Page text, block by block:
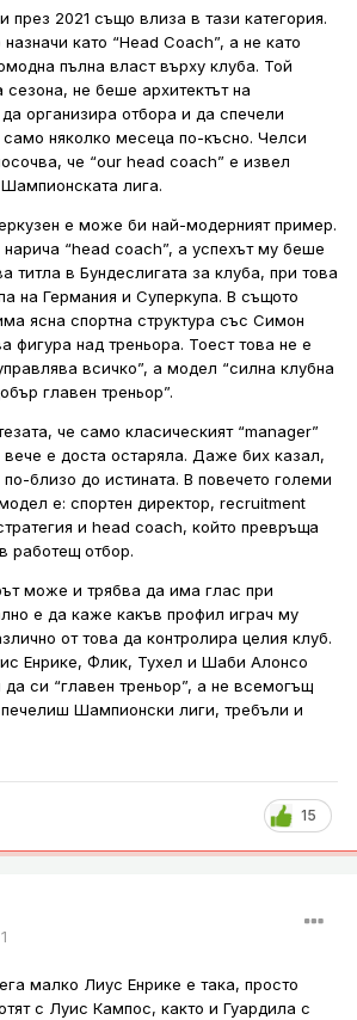
през 2021 също влиза в тази категория.
като “Head Coach”, а не като
пълна власт върху клуба. Той
сезона, не беше архитектът на
организира отбора и да спечели
няколко месеца по-късно. Челси
че “our head coach” е извел
лига.
е може би най-модерният пример.
“head coach”, а успехът му беше
титла в Бундеслигата за клуба, при това
на Германия и Суперкупа. В същото
ясна спортна структура със Симон
фигура над треньора. Тоест това не е
всичко”, а модел “силна клубна
главен треньор”.
че само класическият “manager”
е доста остаряла. Даже бих казал,
близо до истината. В повечето големи
е: спортен директор, recruitment
и head coach, който превръща
работещ отбор.
може и трябва да има глас при
е да каже какъв профил играч му
от това да контролира целия клуб.
Енрике, Флик, Тухел и Шаби Алонсо
си “главен треньор”, а не всемогъщ
Шампионски лиги, требъли и
15
малко Лиус Енрике е така, просто
с Луис Кампос, както и Гуардила с